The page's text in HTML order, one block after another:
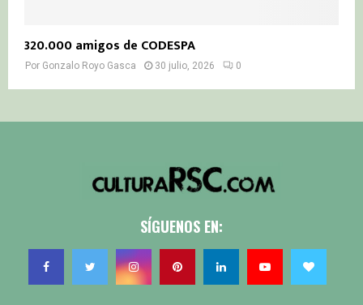
320.000 amigos de CODESPA
Por Gonzalo Royo Gasca 30 julio, 2026 0
SÍGUENOS EN: